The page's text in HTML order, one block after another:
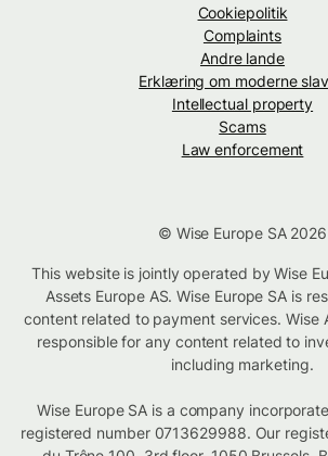
Cookiepolitik
Complaints
Andre lande
Erklæring om moderne
Intellectual property
Scams
Law enforcement
© Wise Europe SA 2026
This website is jointly operated by Wise
Assets Europe AS. Wise Europe SA is
content related to payment services. Wise
responsible for any content related to
including marketing.
Wise Europe SA is a company
registered number 0713629988. Our